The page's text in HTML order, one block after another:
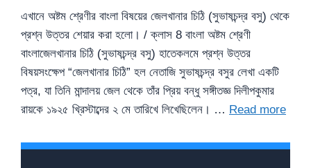
এখানে অষ্টম শ্রেণীর বাংলা বিষয়ের জেলখানার চিঠি (সুভাষচন্দ্র বসু) থেকে
প্রশ্ন উত্তর শেয়ার করা হলো। / ক্লাস 8 বাংলা অষ্টম শ্রেণী
বাংলাজেলখানার চিঠি (সুভাষচন্দ্র বসু) হাতেকলমে প্রশ্ন উত্তর
বিষয়সংক্ষেপ “জেলখানার চিঠি” হল নেতাজি সুভাষচন্দ্র বসুর লেখা একটি
পত্র, যা তিনি মান্দালয় জেল থেকে তাঁর প্রিয় বন্ধু সঙ্গীতজ্ঞ দিলীপকুমার
রায়কে ১৯২৫ খ্রিস্টাব্দের ২ মে তারিখে লিখেছিলেন। … Read more